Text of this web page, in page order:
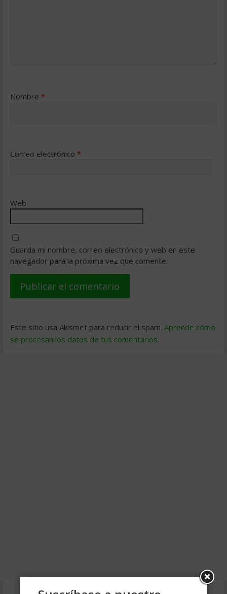
Nombre *
Correo electrónico *
Web
Guarda mi nombre, correo electrónico y web en este
navegador para la próxima vez que comente.
Este sitio usa Akismet para reducir el spam. Aprende cómo
se procesan los datos de tus comentarios.